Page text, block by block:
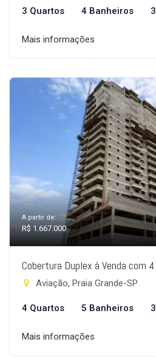
3 Quartos 4 Banheiros
Mais informações
A partir de:
R$ 1.667.000
Cobertura Duplex à Venda com
Aviação, Praia Grande-SP
4 Quartos 5 Banheiros
Mais informações